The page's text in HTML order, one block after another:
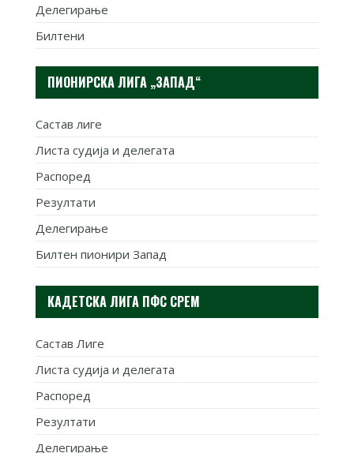
Делегирање
Билтени
ПИОНИРСКА ЛИГА „ЗАПАД“
Састав лиге
Листа судија и делегата
Распоред
Резултати
Делегирање
Билтен пионири Запад
КАДЕТСКА ЛИГА ПФС СРЕМ
Састав Лиге
Листа судија и делегата
Распоред
Резултати
Делегирање